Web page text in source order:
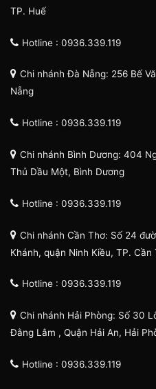
TP. Huế
Hotline : 0936.339.119
Chi nhánh Đà Nẵng: 256 Bế
Nẵng
Hotline : 0936.339.119
Chi nhánh Bình Dương: 404
Thủ Dầu Một, Bình Dương
Hotline : 0936.339.119
Chi nhánh Cần Thơ: Số 24
Khánh, quận Ninh Kiều, TP. Cần
Hotline : 0936.339.119
Chi nhánh Hải Phòng: Số 30
Đằng Lâm , Quận Hải An, Hải
Hotline : 0936.339.119